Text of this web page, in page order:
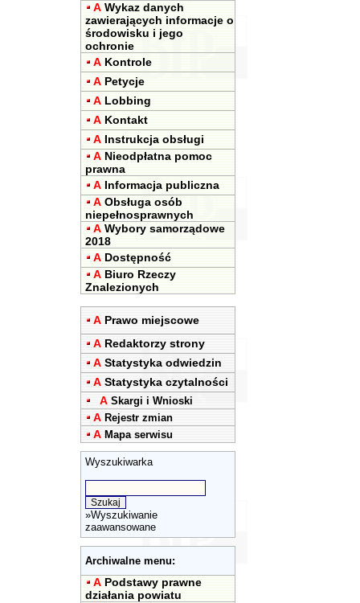
A Wykaz danych
zawierających informacje o
środowisku i jego
ochronie
A Kontrole
A Petycje
A Lobbing
A Kontakt
A Instrukcja obsługi
A Nieodpłatna pomoc
prawna
A Informacja publiczna
A Obsługa osób
niepełnosprawnych
A Wybory samorządowe
2018
A Dostępność
A Biuro Rzeczy
Znalezionych
A Prawo miejscowe
A Redaktorzy strony
A Statystyka odwiedzin
A Statystyka czytalności
A Skargi i Wnioski
A Rejestr zmian
A Mapa serwisu
Wyszukiwarka
»Wyszukiwanie
zaawansowane
Archiwalne menu:
A Podstawy prawne
działania powiatu